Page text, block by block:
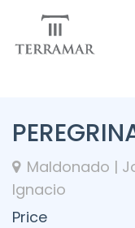
Maldonado |
Ignacio
Price